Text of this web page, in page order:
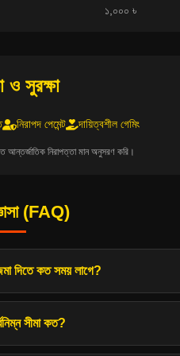
১,০০০ ৳
ও সুরক্ষা
নিরাপদ পেমেন্ট দায়িত্বশীল গেমিং
আন্তর্জাতিক নিরাপত্তা মান অনুসরণ করি।
(FAQ)
দিতে কত সময় লাগে?
সীমা কত?